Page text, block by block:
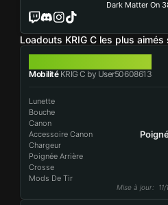
Dark Matter On
Loadouts KRIG C les plus
MobilitéKRIG C by User50608613
Lunette
Bouche
Canon
Accessoire Canon
Chargeur
Poignée Arrière
Crosse
Mods De Tir
Mise à jour: 11/